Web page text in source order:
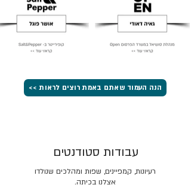
הנה העמוד שאתם באמת רוצים לראות >>
רעיונות, קמפיינים, שפות ומהלכים שנולדו
אצלנו בכיתה.
עבודות סטודנטים